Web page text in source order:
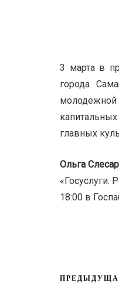
3 марта в
города
главных
Ольга
«Госуслуги.
18:00 в